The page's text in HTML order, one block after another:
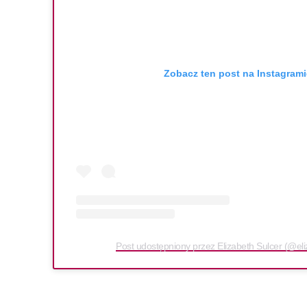
Zobacz ten post na
Post udostępniony przez Elizabeth Sulcer